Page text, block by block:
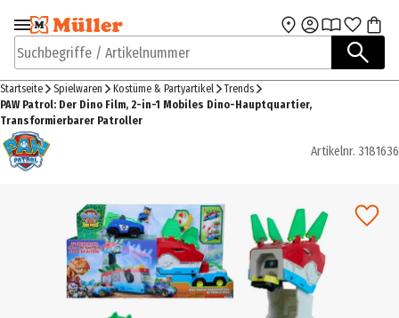
Zur Navigation
springen
Zum Hauptinhalt
Suchbegriffe / Artikelnummer
Startseite Spielwaren Kostüme & Partyartikel
Trends
PAW Patrol: Der Dino Film, 2-in-1 Mobiles Dino-Hauptquartier,
Transformierbarer Patroller
Artikelnr. 3181636